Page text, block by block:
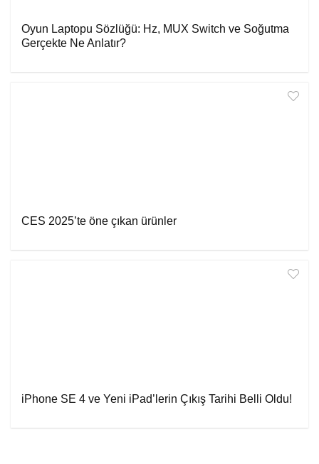
Oyun Laptopu Sözlüğü: Hz, MUX Switch ve Soğutma
Gerçekte Ne Anlatır?
CES 2025’te öne çıkan ürünler
iPhone SE 4 ve Yeni iPad’lerin Çıkış Tarihi Belli Oldu!